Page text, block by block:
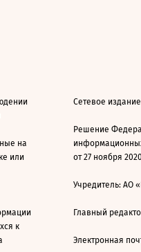
на
или
к
Сетевое
Решение
от 27 ноября
Учредитель: АО
Главный
Электронная